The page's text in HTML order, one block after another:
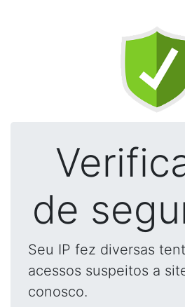
de
Seu IP fez diversas
acessos suspeitos a
conosco.